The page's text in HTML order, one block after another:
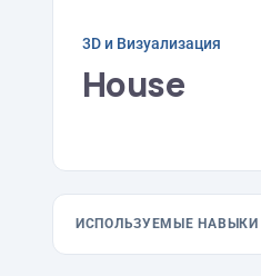
3D и Визуализация
House
ИСПОЛЬЗУЕМЫЕ НАВЫКИ